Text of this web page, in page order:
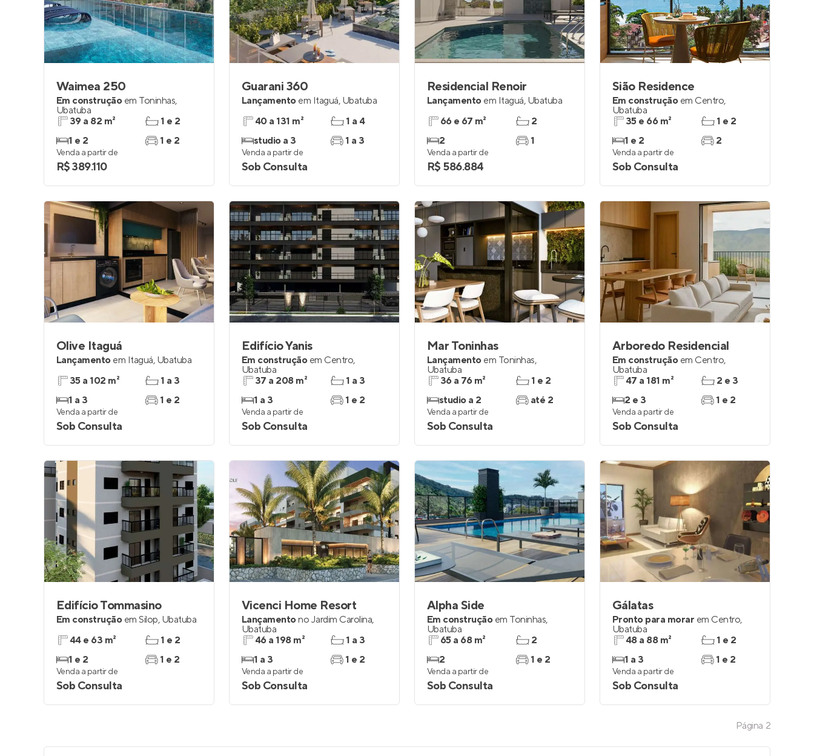
Entrar no Painel de ClientesEntrar no Painel de Clientes
Entrar no Apto
Entrar no Apto
Página 2
Waimea 250
Em construção em Toninhas,
Ubatuba
39 a 82 m²
1 e 2
1 e 2
1 e 2
Venda a partir de
R$ 389.110
Guarani 360
Lançamento em Itaguá, Ubatuba
40 a 131 m²
studio a 3
1 a 4
1 a 3
Venda a partir de
Sob Consulta
Residencial Renoir
Lançamento em Itaguá, Ubatuba
66 e 67 m²
2
2
1
Venda a partir de
R$ 586.884
Sião Residence
Em construção em Centro,
Ubatuba
35 e 66 m²
1 e 2
1 e 2
2
Venda a partir de
Sob Consulta
Olive Itaguá
Lançamento em Itaguá, Ubatuba
35 a 102 m²
1 a 3
1 a 3
1 e 2
Venda a partir de
Sob Consulta
Edifício Yanis
Em construção em Centro,
Ubatuba
37 a 208 m²
1 a 3
1 a 3
1 e 2
Venda a partir de
Sob Consulta
Mar Toninhas
Lançamento em Toninhas,
Ubatuba
36 a 76 m²
studio a 2
1 e 2
até 2
Venda a partir de
Sob Consulta
Arboredo Residencial
Em construção em Centro,
Ubatuba
47 a 181 m²
2 e 3
2 e 3
1 e 2
Venda a partir de
Sob Consulta
Edifício Tommasino
Em construção em Silop, Ubatuba
44 e 63 m²
1 e 2
1 e 2
1 e 2
Venda a partir de
Sob Consulta
Vicenci Home Resort
Lançamentono Jardim Carolina,
Ubatuba
46 a 198 m²
1 a 3
1 a 3
1 e 2
Venda a partir de
Sob Consulta
Alpha Side
Em construção em Toninhas,
Ubatuba
65 a 68 m²
2
2
1 e 2
Venda a partir de
Sob Consulta
Gálatas
Pronto para morar em Centro,
Ubatuba
48 a 88 m²
1 a 3
1 e 2
1 e 2
Venda a partir de
Sob Consulta